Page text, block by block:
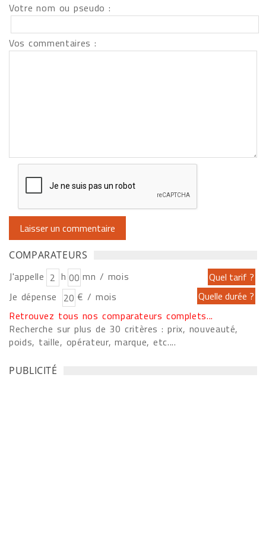
Votre nom ou pseudo :
Vos commentaires :
COMPARATEURS
J'appelle h
mn / mois
Je dépense
€ / mois
Retrouvez tous nos comparateurs complets...
Recherche sur plus de 30 critères : prix, nouveauté,
poids, taille, opérateur, marque, etc....
PUBLICITÉ